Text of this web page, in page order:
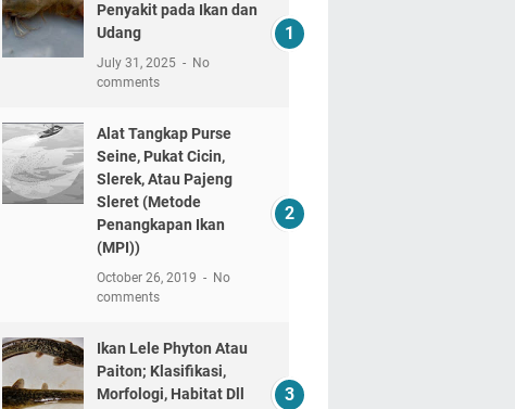
Penyakit pada Ikan dan
Udang
July 31, 2025
No
comments
Alat Tangkap Purse
Seine, Pukat Cicin,
Slerek, Atau Pajeng
Sleret (Metode
Penangkapan Ikan
(MPI))
October 26, 2019
No
comments
Ikan Lele Phyton Atau
Paiton; Klasifikasi,
Morfologi, Habitat Dll